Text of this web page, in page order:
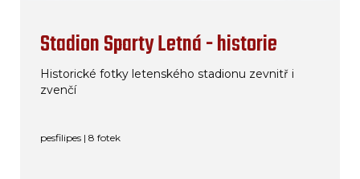
Stadion Sparty Letná - historie
Historické fotky letenského stadionu zevnitř i
zvenčí
pesfilipes | 8 fotek